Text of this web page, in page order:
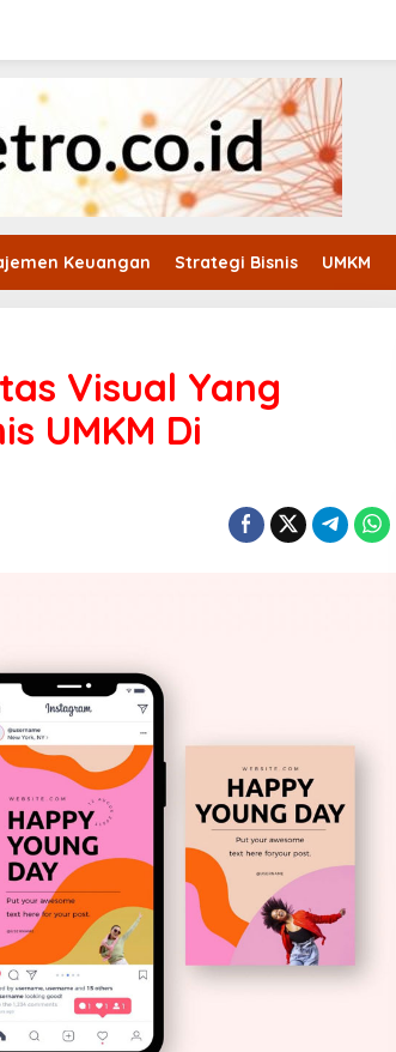
Keuangan Strategi Bisnis UMKM
Visual Yang
UMKM Di